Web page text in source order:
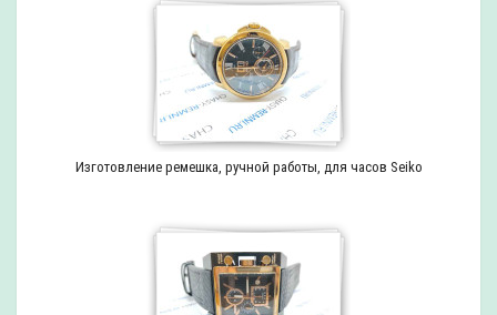
Изготовление ремешка, ручной работы, для часов Seiko